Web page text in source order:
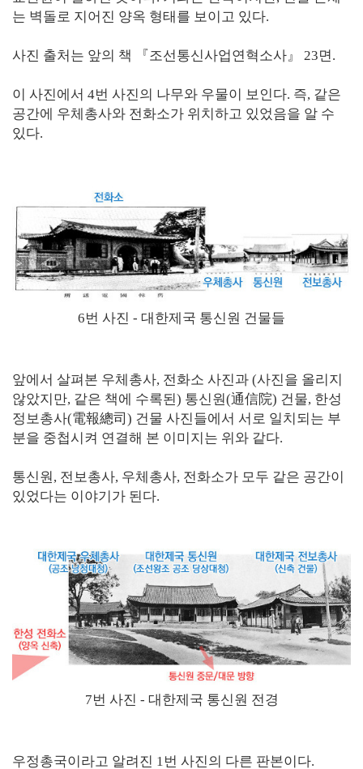
는 벽돌로 지어진 양옥 형태를 보이고 있다.
사진 출처는 앞의 책 『조선통신사업연혁소사』 23면.
이 사진에서 4번 사진의 나무와 우물이 보인다. 즉, 같은
공간에 우체총사와 전화소가 위치하고 있었음을 알 수
있다.
6번 사진 - 대한제국 통신원 건물들
앞에서 살펴본 우체총사, 전화소 사진과 (사진을 올리지
않았지만, 같은 책에 수록된) 통신원(通信院) 건물, 한성
정보총사(電報總司) 건물 사진들에서 서로 일치되는 부
분을 중첩시켜 연결해 본 이미지는 위와 같다.
통신원, 전보총사, 우체총사, 전화소가 모두 같은 공간이
있었다는 이야기가 된다.
7번 사진 - 대한제국 통신원 전경
우정총국이라고 알려진 1번 사진의 다른 판본이다.